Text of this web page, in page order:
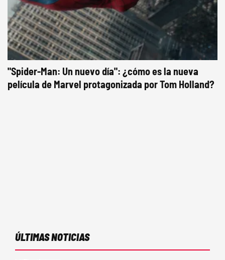
"Spider-Man: Un nuevo día": ¿cómo es la nueva
película de Marvel protagonizada por Tom Holland?
ÚLTIMAS NOTICIAS